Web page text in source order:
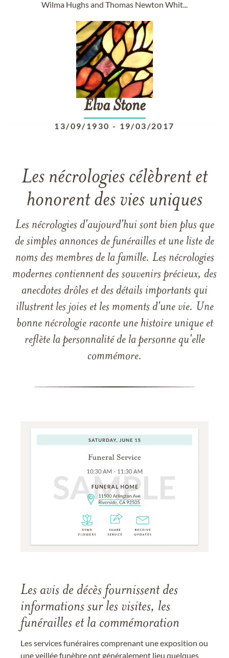
Wilma Hughs and Thomas Newton Whit...
Elva Stone
13/09/1930 - 19/03/2017
Les nécrologies célèbrent et
honorent des vies uniques
Les nécrologies d'aujourd'hui sont bien plus que
de simples annonces de funérailles et une liste de
noms des membres de la famille. Les nécrologies
modernes contiennent des souvenirs précieux, des
anecdotes drôles et des détails importants qui
illustrent les joies et les moments d'une vie. Une
bonne nécrologie raconte une histoire unique et
reflète la personnalité de la personne qu'elle
commémore.
Les avis de décès fournissent des
informations sur les visites, les
funérailles et la commémoration
Les services funéraires comprenant une exposition ou
une veillée funèbre ont généralement lieu quelques